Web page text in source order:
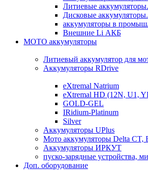
Литиевые аккумуляторы.
Дисковые аккумуляторы.
аккумуляторы в
Внешние Li АКБ
МОТО аккумуляторы
Литиевый аккумулятор для
Аккумуляторы RDrive
eXtremal Natrium
eXtremal HD (12N, U1,
GOLD-GEL
IRidium-Platinum
Silver
Аккумуляторы UPlus
Мото аккумуляторы Delta CT,
Аккумуляторы ИРКУТ
пуско-зарядные устройства,
Доп. оборудование